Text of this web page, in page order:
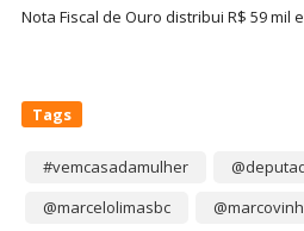
Nota Fiscal de Ouro distribui R$ 59
Tags
#vemcasadamulher
@marcelolimasbc